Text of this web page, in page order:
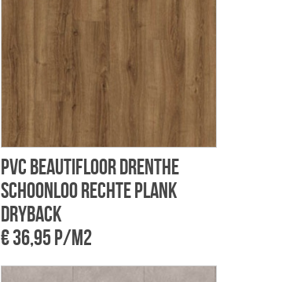
PVC Beautifloor Drenthe
Schoonloo rechte plank
dryback
€ 36,95 p/m2